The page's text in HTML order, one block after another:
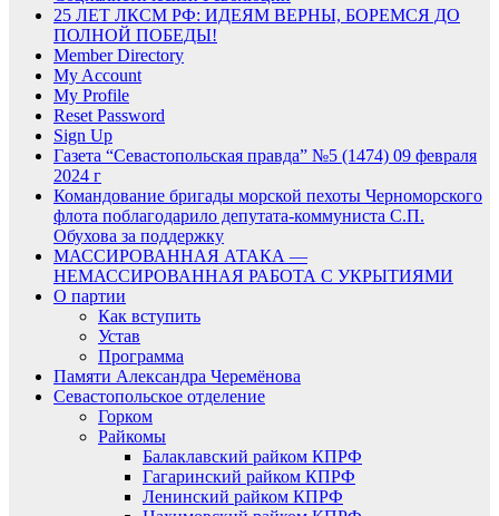
25 ЛЕТ ЛКСМ РФ: ИДЕЯМ ВЕРНЫ, БОРЕМСЯ ДО
ПОЛНОЙ ПОБЕДЫ!
Member Directory
My Account
My Profile
Reset Password
Sign Up
Газета “Севастопольская правда” №5 (1474) 09 февраля
2024 г
Командование бригады морской пехоты Черноморского
флота поблагодарило депутата-коммуниста С.П.
Обухова за поддержку
МАССИРОВАННАЯ АТАКА —
НЕМАССИРОВАННАЯ РАБОТА С УКРЫТИЯМИ
О партии
Как вступить
Устав
Программа
Памяти Александра Черемёнова
Севастопольское отделение
Горком
Райкомы
Балаклавский райком КПРФ
Гагаринский райком КПРФ
Ленинский райком КПРФ